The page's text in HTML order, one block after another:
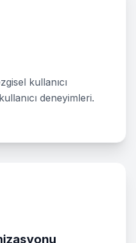
kullanıcı
deneyimleri.